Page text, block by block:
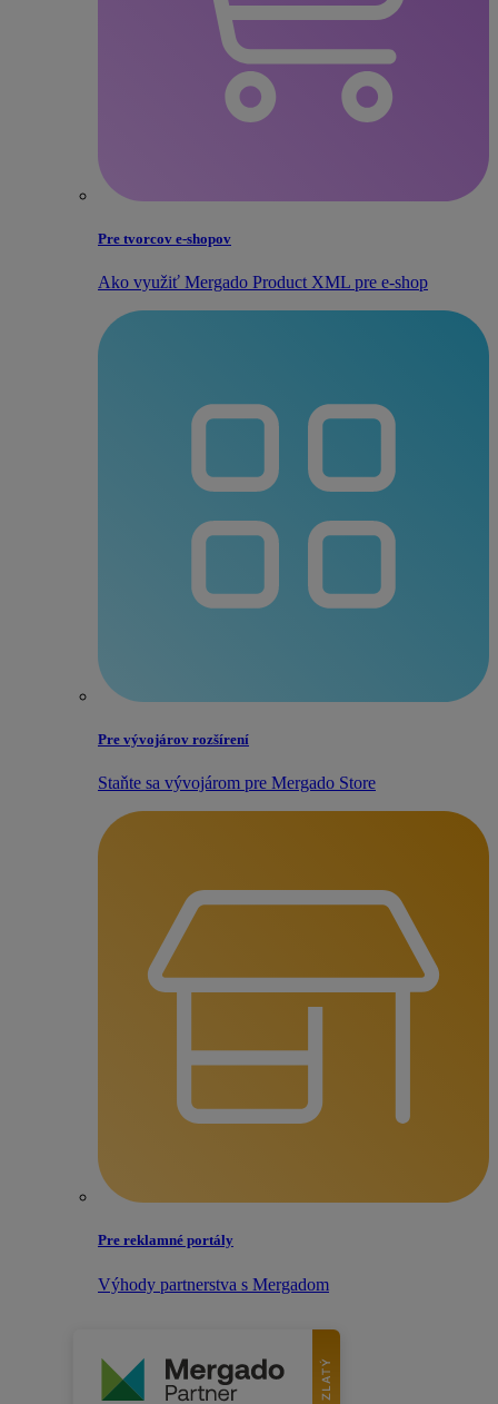
Pre tvorcov e‑shopov
Ako využiť Mergado Product XML pre e‑shop
Pre vývojárov rozšírení
Staňte sa vývojárom pre Mergado Store
Pre reklamné portály
Výhody partnerstva s Mergadom